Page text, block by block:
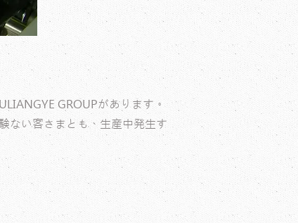
GROUPがあります。
ない客さまとも、生産中発生す